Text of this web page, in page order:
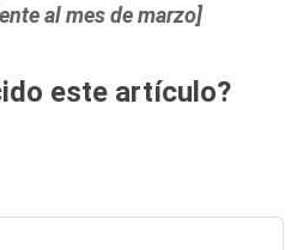
al mes de marzo]
este artículo?